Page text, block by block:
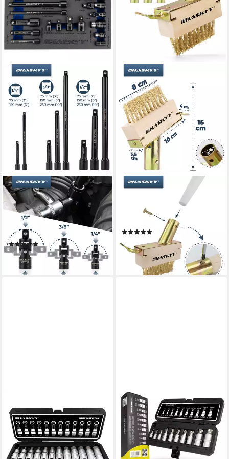
HASKYY
Steckschlüssel Steckschlüssel
Verlängerung 1/4 3/8 1/2
Zoll Kipp Adapter
Kardangelenk
(1)
34,99 €
lieferbar - in 2-3 Werktagen bei dir
HASKYY
Fugenbürste Fugenbürste
Fugenkratzer Unkrautbürste
4er Set 2-in 1
lieferbar - in 2-3 Werktagen bei dir